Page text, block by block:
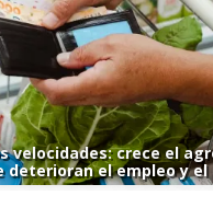
velocidades: crece el
deterioran el empleo y el